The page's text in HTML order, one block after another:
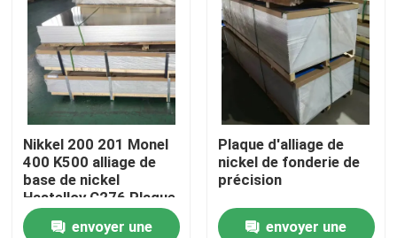
Aperçu
Nikkel 200 201 Monel
400 K500 alliage de
base de nickel
Hastelloy C276 Plaque
/ feuille
envoyer une
Plaque d'alliage de
nickel de fonderie de
précision
envoyer une